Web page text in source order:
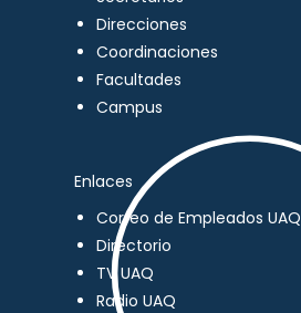
Direcciones
Coordinaciones
Facultades
Campus
Enlaces
Correo de Empleados UAQ
Directorio
TV UAQ
Radio UAQ